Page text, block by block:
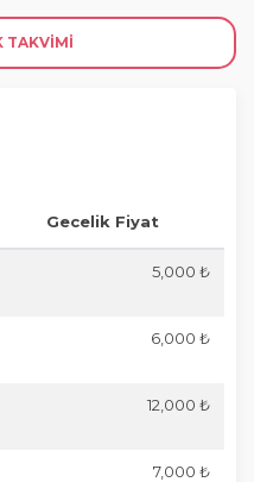
TAKVIMI
Gecelik Fiyat
5,000 ₺
6,000 ₺
12,000 ₺
7,000 ₺